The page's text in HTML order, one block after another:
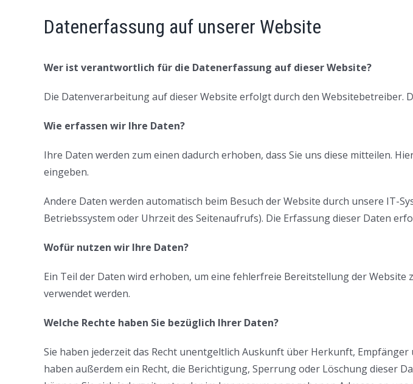
Datenerfassung auf unserer Website
Wer ist verantwortlich für die Datenerfassung auf dieser Website?
Die Datenverarbeitung auf dieser Website erfolgt durch den Websitebetreiber.
Wie erfassen wir Ihre Daten?
Ihre Daten werden zum einen dadurch erhoben, dass Sie uns diese mitteilen.
eingeben.
Andere Daten werden automatisch beim Besuch der Website durch unsere IT-
Betriebssystem oder Uhrzeit des Seitenaufrufs). Die Erfassung dieser Daten
Wofür nutzen wir Ihre Daten?
Ein Teil der Daten wird erhoben, um eine fehlerfreie Bereitstellung der
verwendet werden.
Welche Rechte haben Sie bezüglich Ihrer Daten?
Sie haben jederzeit das Recht unentgeltlich Auskunft über Herkunft,
haben außerdem ein Recht, die Berichtigung, Sperrung oder Löschung dieser